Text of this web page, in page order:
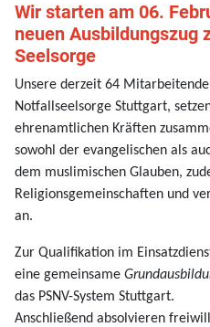
Wir starten am 06.
neuen Ausbildungszug
Seelsorge
Unsere derzeit 64
Notfallseelsorge Stuttgart,
ehrenamtlichen Kräften
sowohl der evangelischen als
dem muslimischen Glauben,
Religionsgemeinschaften und
an.
Zur Qualifikation im
eine gemeinsame
das PSNV-System Stuttgart.
Anschließend absolvieren